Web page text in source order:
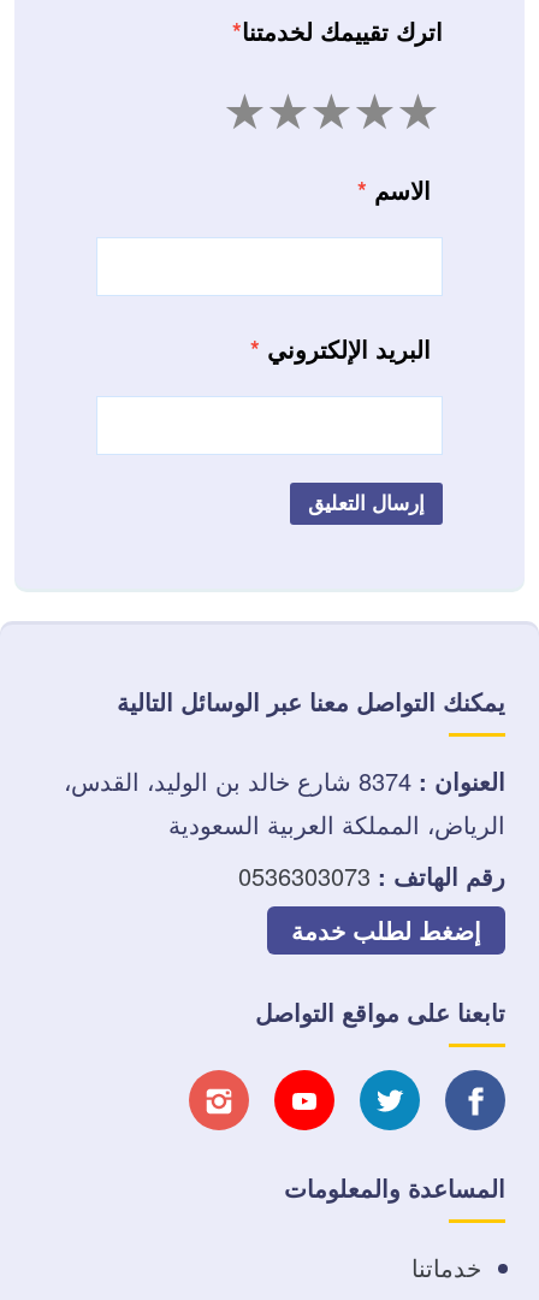
اترك تقييمك لخدمتنا*
4 3 2 1
الاسم *
البريد الإلكتروني *
يمكنك التواصل معنا عبر الوسائل التالية
العنوان :
8374 شارع خالد بن الوليد، القدس،
الرياض، المملكة العربية السعودية
رقم الهاتف : 0536303073
إضغط لطلب خدمة
تابعنا على مواقع التواصل
تابعنا
على
فيسبوك
تابعنا
على
تابعنا تابعنا
المساعدة والمعلومات
خدماتنا